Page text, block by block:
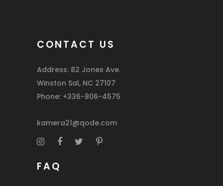
CONTACT US
Address: 82 Jones Ave.
Winston Sal, NC 27107
Phone: +336-806-4575
kamera21@qode.com
FAQ